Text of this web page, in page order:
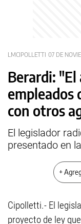
LMCIPOLLETTI 07 DE
Berardi: "El
empleados
con otros
El legislador
presentado en
+
Cipolletti.- El
proyecto de ley